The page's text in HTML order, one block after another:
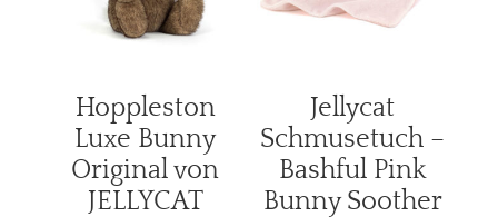
Hoppleston
Luxe Bunny
Original von
JELLYCAT
Jellycat
Schmusetuch –
Bashful Pink
Bunny Soother